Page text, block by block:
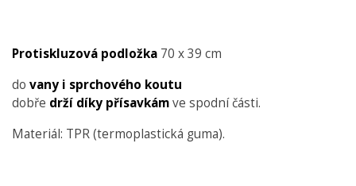
Protiskluzová podložka 70 x 39 cm
do vany i sprchového koutu
dobře drží díky přísavkámve spodní části.
Materiál: TPR (termoplastická guma).